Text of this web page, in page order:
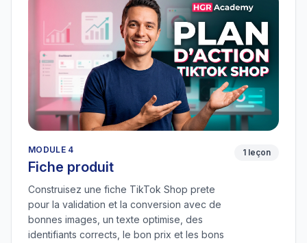
MODULE 4
Fiche produit
Construisez une fiche TikTok Shop prete
pour la validation et la conversion avec de
bonnes images, un texte optimise, des
identifiants corrects, le bon prix et les bons
1 leçon